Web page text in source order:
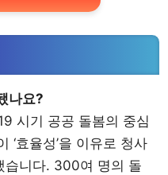
나요?
시기 공공 돌봄의 중심
‘효율성’을 이유로 청사
습니다. 300여 명의 돌